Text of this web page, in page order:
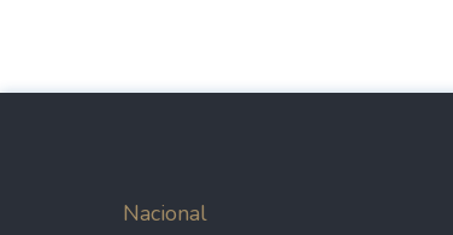
Nacional